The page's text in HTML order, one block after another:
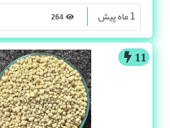
1 ماه پیش
11